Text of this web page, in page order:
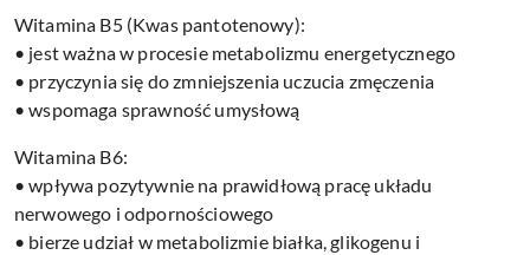
Witamina B5 (Kwas pantotenowy):
• jest ważna w procesie metabolizmu energetycznego
• przyczynia się do zmniejszenia uczucia zmęczenia
• wspomaga sprawność umysłową
Witamina B6:
• wpływa pozytywnie na prawidłową pracę układu
nerwowego i odpornościowego
• bierze udział w metabolizmie białka, glikogenu i